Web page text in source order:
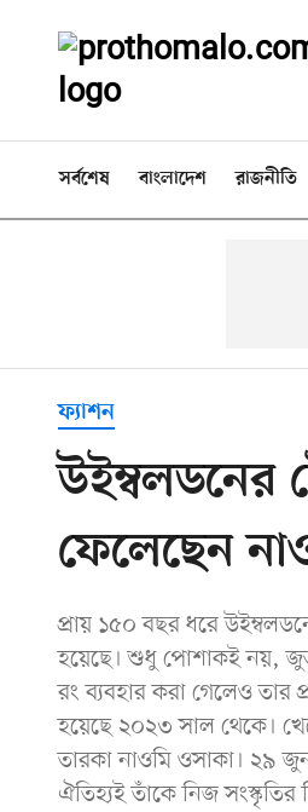
সর্বশেষ বাংলাদেশ রাজনীতি
ফ্যাশন
উইম্বলডনের
ফেলেছেন
প্রায় ১৫০ বছর ধরে
হয়েছে। শুধু পোশাকই নয়,
রং ব্যবহার করা গেলেও তার
হয়েছে ২০২৩ সাল থেকে।
তারকা নাওমি ওসাকা। ২৯
ঐতিহ্যই তাঁকে নিজ